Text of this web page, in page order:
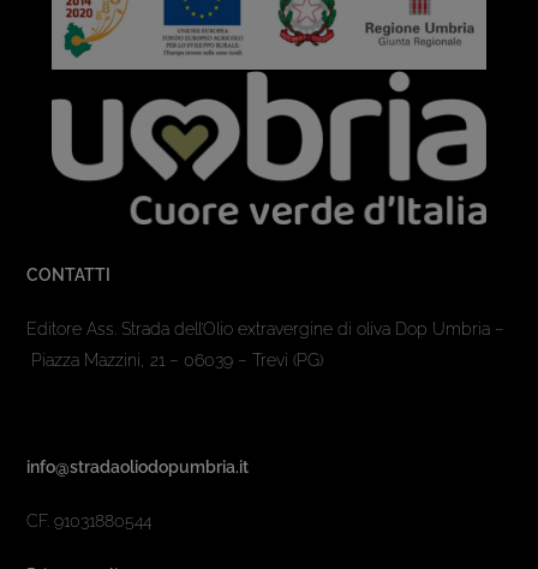
CONTATTI
Editore Ass. Strada dell’Olio extravergine di oliva Dop Umbria –
Piazza Mazzini, 21 – 06039 – Trevi (PG)
info@stradaoliodopumbria.it
CF. 91031880544